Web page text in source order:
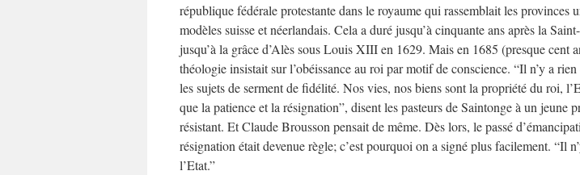
république fédérale protestante dans le royaume qui rassemblait les provinces
modèles suisse et néerlandais. Cela a duré jusqu’à cinquante ans après la
jusqu’à la grâce d’Alès sous Louis XIII en 1629. Mais en 1685 (presque cent
théologie insistait sur l’obéissance au roi par motif de conscience. “Il n’y a
les sujets de serment de fidélité. Nos vies, nos biens sont la propriété du roi,
que la patience et la résignation”, disent les pasteurs de Saintonge à un jeune
résistant. Et Claude Brousson pensait de même. Dès lors, le passé
résignation était devenue règle; c’est pourquoi on a signé plus facilement. “Il
l’Etat.”